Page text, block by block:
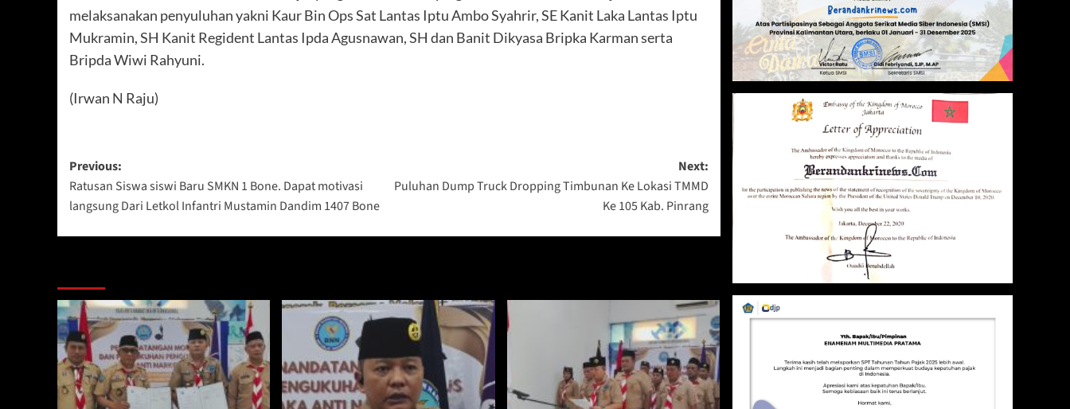
melaksanakan penyuluhan yakni Kaur Bin Ops Sat Lantas Iptu Ambo Syahrir, SE Kanit Laka Lantas Iptu
Mukramin, SH Kanit Regident Lantas Ipda Agusnawan, SH dan Banit Dikyasa Bripka Karman serta
Bripda Wiwi Rahyuni.
(Irwan N Raju)
Post
navigation
Previous:
Ratusan Siswa siswi Baru SMKN 1 Bone. Dapat motivasi
langsung Dari Letkol Infantri Mustamin Dandim 1407 Bone
Next:
Puluhan Dump Truck Dropping Timbunan Ke Lokasi TMMD
Ke 105 Kab. Pinrang